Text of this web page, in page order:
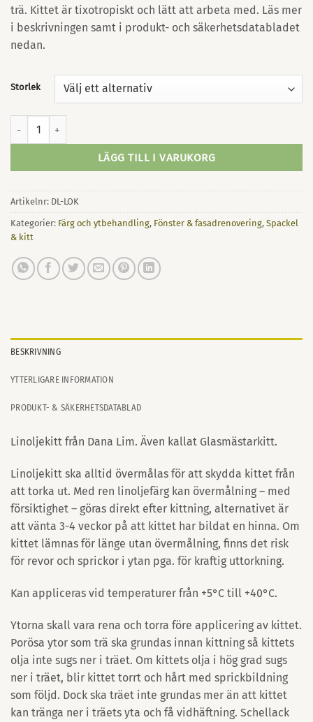
trä. Kittet är tixotropiskt och lätt att arbeta med. Läs mer
i beskrivningen samt i produkt- och säkerhetsdatabladet
nedan.
Storlek
Linoljekitt Dana Lim mängd
LÄGG TILL I VARUKORG
Artikelnr: DL-LOK
Kategorier: Färg och ytbehandling, Fönster & fasadrenovering, Spackel
& kitt
BESKRIVNING
YTTERLIGARE INFORMATION
PRODUKT- & SÄKERHETSDATABLAD
Linoljekitt från Dana Lim. Även kallat Glasmästarkitt.
Linoljekitt ska alltid övermålas för att skydda kittet från
att torka ut. Med ren linoljefärg kan övermålning – med
försiktighet – göras direkt efter kittning, alternativet är
att vänta 3-4 veckor på att kittet har bildat en hinna. Om
kittet lämnas för länge utan övermålning, finns det risk
för revor och sprickor i ytan pga. för kraftig uttorkning.
Kan appliceras vid temperaturer från +5°C till +40°C.
Ytorna skall vara rena och torra före applicering av kittet.
Porösa ytor som trä ska grundas innan kittning så kittets
olja inte sugs ner i träet. Om kittets olja i hög grad sugs
ner i träet, blir kittet torrt och hårt med sprickbildning
som följd. Dock ska träet inte grundas mer än att kittet
kan tränga ner i träets yta och få vidhäftning. Schellack